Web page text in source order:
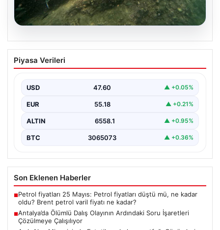
Antalya’da Ölümlü Dalış Olayının
Ardındaki Soru İşaretleri Çözülmeye
Antalya’da geçtiğimiz yıl yaşanan ve ölümle sonuçlanan
Piyasa Verileri
USD 47.60 ▲ +0.05%
EUR 55.18 ▲ +0.21%
ALTIN 6558.1 ▲ +0.95%
BTC 3065073 ▲ +0.36%
Son Eklenen Haberler
■Petrol fiyatları 25 Mayıs: Petrol fiyatları düştü mü, ne kadar
oldu? Brent petrol varil fiyatı ne kadar?
■Antalya’da Ölümlü Dalış Olayının Ardındaki Soru İşaretleri
Çözülmeye Çalışılıyor